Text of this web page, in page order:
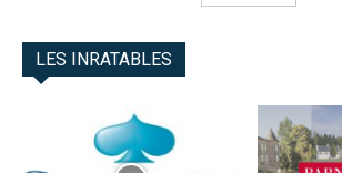
LES INRATABLES